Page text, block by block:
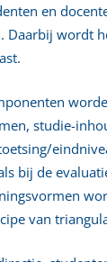
en
Daarbij wordt
studie-
bij de
van